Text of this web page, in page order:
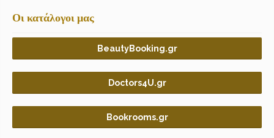
Οι κατάλογοι μας
BeautyBooking.gr
Doctors4U.gr
Bookrooms.gr